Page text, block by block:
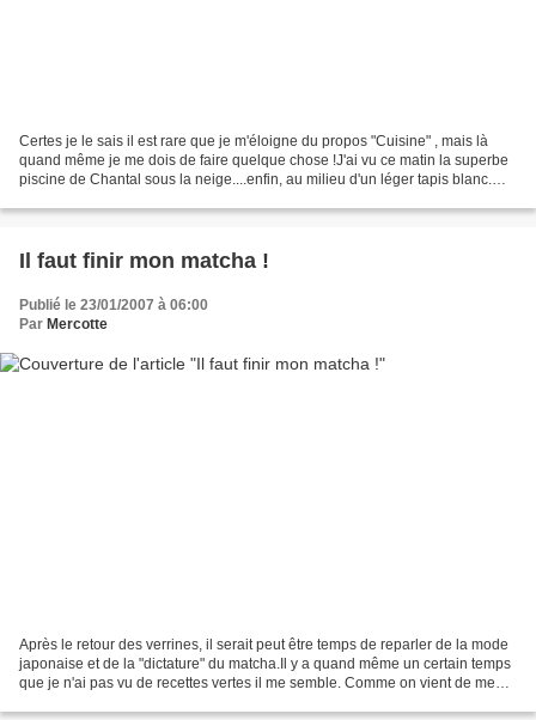
Certes je le sais il est rare que je m'éloigne du propos "Cuisine" , mais là
quand même je me dois de faire quelque chose !J'ai vu ce matin la superbe
piscine de Chantal sous la neige....enfin, au milieu d'un léger tapis blanc.
Il faut finir mon matcha !
Publié le 23/01/2007 à 06:00
Par Mercotte
Après le retour des verrines, il serait peut être temps de reparler de la mode
japonaise et de la "dictature" du matcha.Il y a quand même un certain temps
que je n'ai pas vu de recettes vertes il me semble. Comme on vient de me